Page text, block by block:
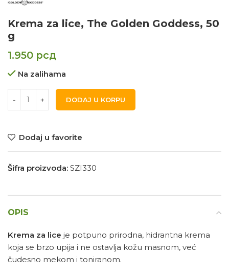
Krema za lice, The Golden Goddess, 50
g
1.950 рсд
Na zalihama
DODAJ U KORPU
Dodaj u favorite
Šifra proizvoda: SZI330
OPIS
Krema za lice je potpuno prirodna, hidrantna krema
koja se brzo upija i ne ostavlja kožu masnom, već
čudesno mekom i toniranom.